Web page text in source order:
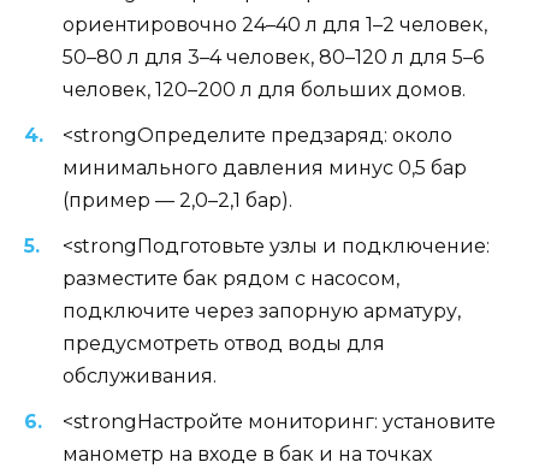
ориентировочно 24–40 л для 1–2 человек,
50–80 л для 3–4 человек, 80–120 л для 5–6
человек, 120–200 л для больших домов.
<strongОпределите предзаряд: около
минимального давления минус 0,5 бар
(пример — 2,0–2,1 бар).
<strongПодготовьте узлы и подключение:
разместите бак рядом с насосом,
подключите через запорную арматуру,
предусмотреть отвод воды для
обслуживания.
<strongНастройте мониторинг: установите
манометр на входе в бак и на точках